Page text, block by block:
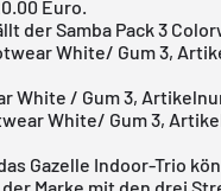
Euro.
der Samba Pack 3
White/ Gum 3,
White / Gum 3,
White/ Gum 3,
Gazelle Indoor-Trio